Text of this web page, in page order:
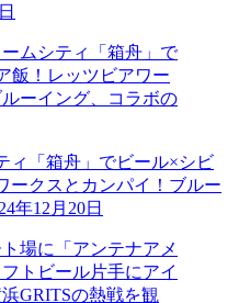
ィ「箱舟」でビール×シビ
ークスとカンパイ！ブルー
年12月20日